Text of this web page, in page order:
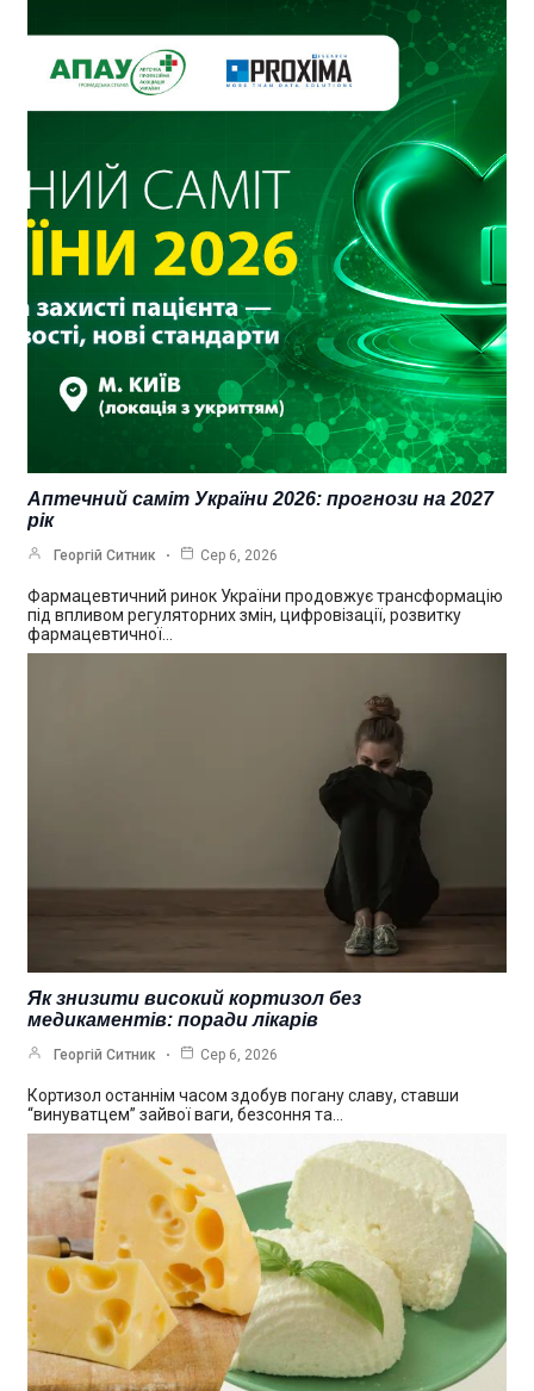
Аптечний саміт України 2026: прогнози на 2027
рік
Георгій Ситник Сер 6, 2026
Фармацевтичний ринок України продовжує трансформацію
під впливом регуляторних змін, цифровізації, розвитку
фармацевтичної…
Як знизити високий кортизол без
медикаментів: поради лікарів
Георгій Ситник Сер 6, 2026
Кортизол останнім часом здобув погану славу, ставши
“винуватцем” зайвої ваги, безсоння та…